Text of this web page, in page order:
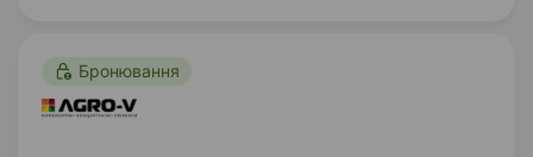
Бронювання